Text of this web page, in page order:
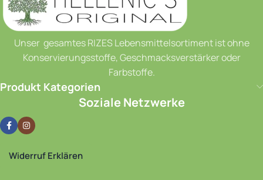
Unser gesamtes RIZES Lebensmittelsortiment ist ohne
Konservierungsstoffe, Geschmacksverstärker oder
Farbstoffe.
Produkt Kategorien
Soziale Netzwerke
Widerruf Erklären